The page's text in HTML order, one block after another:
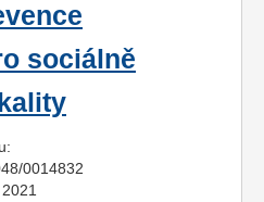
sociálně
0014832